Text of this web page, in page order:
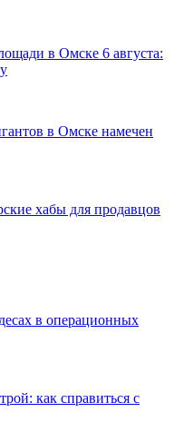
в Омске 6 августа:
в Омске намечен
хабы для продавцов
в операционных
как справиться с